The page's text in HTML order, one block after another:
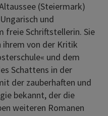
(Steiermark)
und
freie Schriftstellerin. Sie
ihrem von der Kritik
und dem
Schattens in der
der zauberhaften und
bekannt, der die
weiteren Romanen